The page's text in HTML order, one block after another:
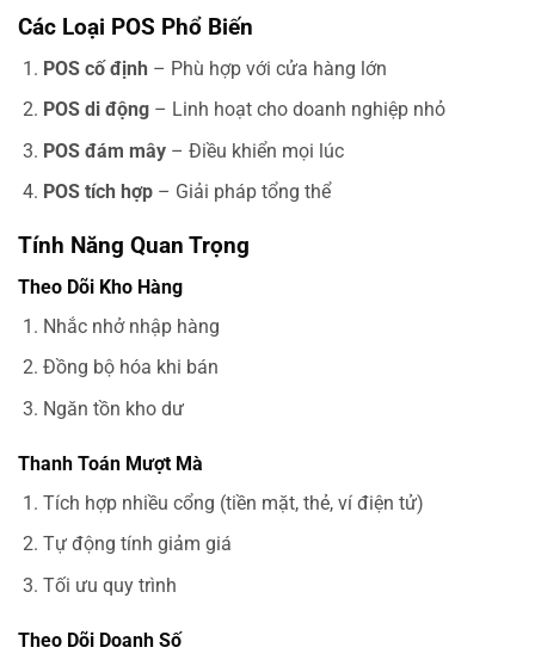
Các Loại POS Phổ Biến
POS cố định – Phù hợp với cửa hàng lớn
POS di động– Linh hoạt cho doanh nghiệp nhỏ
POS đám mây– Điều khiển mọi lúc
POS tích hợp– Giải pháp tổng thể
Tính Năng Quan Trọng
Theo Dõi Kho Hàng
Nhắc nhở nhập hàng
Đồng bộ hóa khi bán
Ngăn tồn kho dư
Thanh Toán Mượt Mà
Tích hợp nhiều cổng (tiền mặt, thẻ, ví điện tử)
Tự động tính giảm giá
Tối ưu quy trình
Theo Dõi Doanh Số